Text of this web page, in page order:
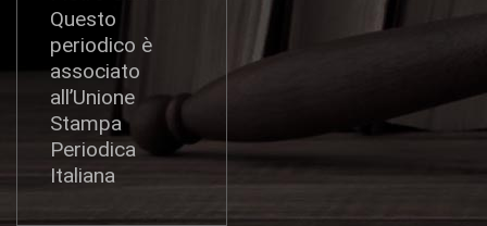
Questo
periodico è
associato
all’Unione
Stampa
Periodica
Italiana